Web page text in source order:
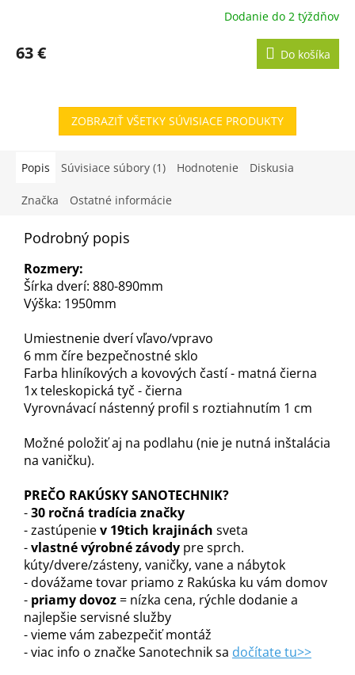
Dodanie do 2 týždňov
63 € Do košíka
ZOBRAZIŤ VŠETKY SÚVISIACE PRODUKTY
Popis Súvisiace súbory (1) Hodnotenie Diskusia
Značka Ostatné informácie
Podrobný popis
Rozmery:
Šírka dverí: 880-890mm
Výška: 1950mm
Umiestnenie dverí vľavo/vpravo
6 mm číre bezpečnostné sklo
Farba hliníkových a kovových častí - matná čierna
1x teleskopická tyč - čierna
Vyrovnávací nástenný profil s roztiahnutím 1 cm
Možné položiť aj na podlahu (nie je nutná inštalácia
na vaničku).
PREČO RAKÚSKY SANOTECHNIK?
-30 ročná tradícia značky
- zastúpeniev 19tich krajinách sveta
-vlastné výrobné závody pre sprch.
kúty/dvere/zásteny, vaničky, vane a nábytok
- dovážame tovar priamo z Rakúska ku vám domov
- priamy dovoz= nízka cena, rýchle dodanie a
najlepšie servisné služby
- vieme vám zabezpečiť montáž
- viac info o značke Sanotechnik sa dočítate tu>>